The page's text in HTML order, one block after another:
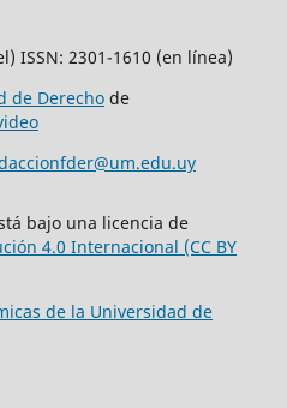
ISSN: 2301-1610 (en línea)
de Derechode
bajo una licencia de
4.0 Internacional (CC BY
de la Universidad de